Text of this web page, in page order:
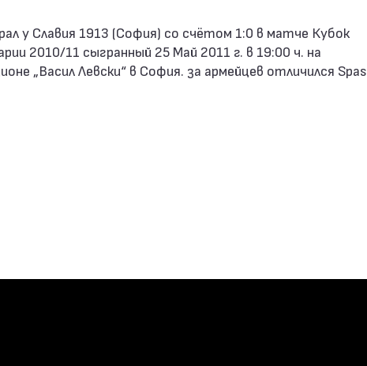
2010/11 сыгранный 25 Май 2011 г. в 19:00 ч. на
„Васил Левски“ в София. за армейцев отличился Spas